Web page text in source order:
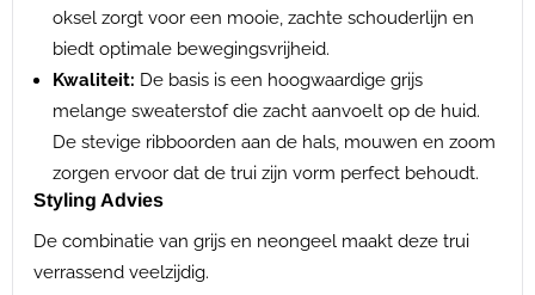
oksel zorgt voor een mooie, zachte schouderlijn en
biedt optimale bewegingsvrijheid.
Kwaliteit: De basis is een hoogwaardige grijs
melange sweaterstof die zacht aanvoelt op de huid.
De stevige ribboorden aan de hals, mouwen en zoom
zorgen ervoor dat de trui zijn vorm perfect behoudt.
Styling Advies
De combinatie van grijs en neongeel maakt deze trui
verrassend veelzijdig.